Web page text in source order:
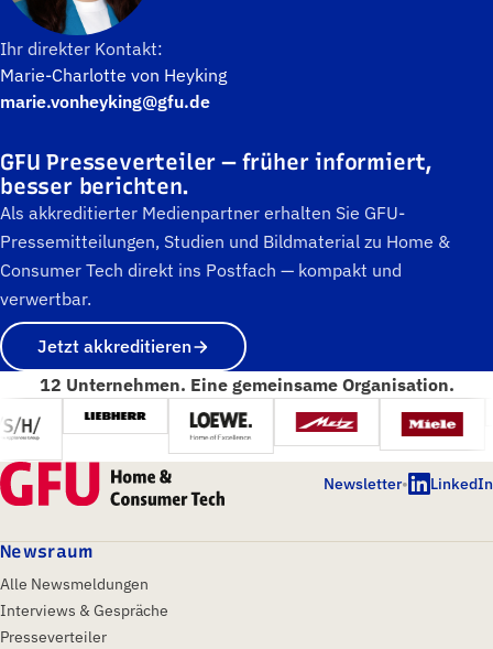
Ihr direkter Kontakt:
Marie-Charlotte von Heyking
marie.vonheyking@gfu.de
GFU Presseverteiler — früher informiert,
besser berichten.
Als akkreditierter Medienpartner erhalten Sie GFU-
Pressemitteilungen, Studien und Bildmaterial zu Home &
Consumer Tech direkt ins Postfach — kompakt und
verwertbar.
Jetzt akkreditieren
12 Unternehmen. Eine gemeinsame Organisation.
Newsletter• LinkedIn
Newsraum
Alle Newsmeldungen
Interviews & Gespräche
Presseverteiler